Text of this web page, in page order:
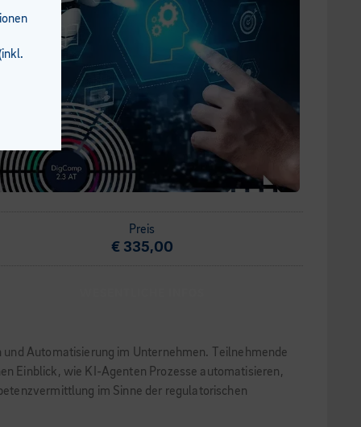
Preis
€ 335,00
Automatisierung im Unternehmen. Teilnehmende
Einblick, wie KI-Agenten Prozesse automatisieren,
im Sinne der regulatorischen